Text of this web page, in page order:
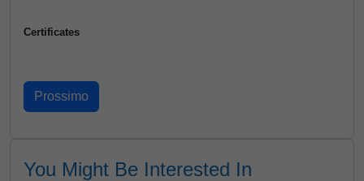
Certificates
You Might Be Interested In